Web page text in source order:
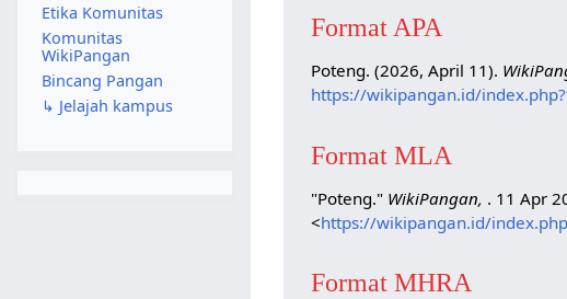
Format APA
Poteng. (2026, April 11).
https://wikipangan.id/
Format MLA
"Poteng." WikiPangan, . 11 Apr
<https://wikipangan.id/
Format MHRA
Etika Komunitas
Komunitas
WikiPangan
Bincang Pangan
↳ Jelajah kampus